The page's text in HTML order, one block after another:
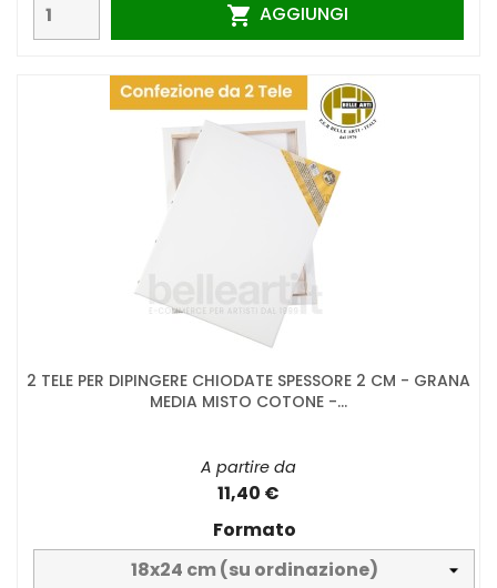
 AGGIUNGI
2 TELE PER DIPINGERE CHIODATE SPESSORE 2 CM - GRANA
MEDIA MISTO COTONE -...
A partire da
11,40 €
Formato